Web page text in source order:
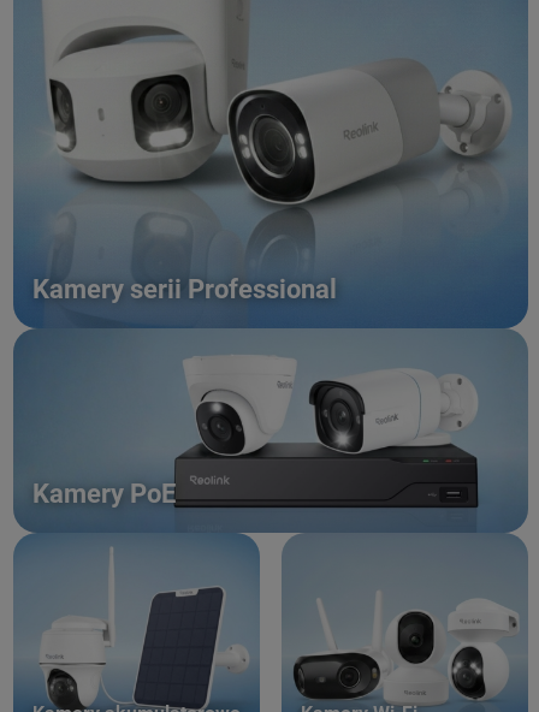
Kamery serii Professional
Kamery PoE